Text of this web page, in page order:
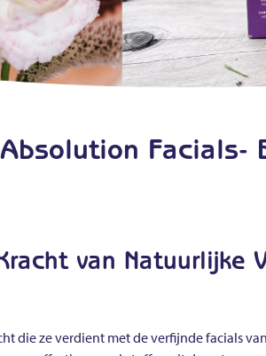
Absolution Facials-
van Natuurlijke
die ze verdient met de verfijnde facials